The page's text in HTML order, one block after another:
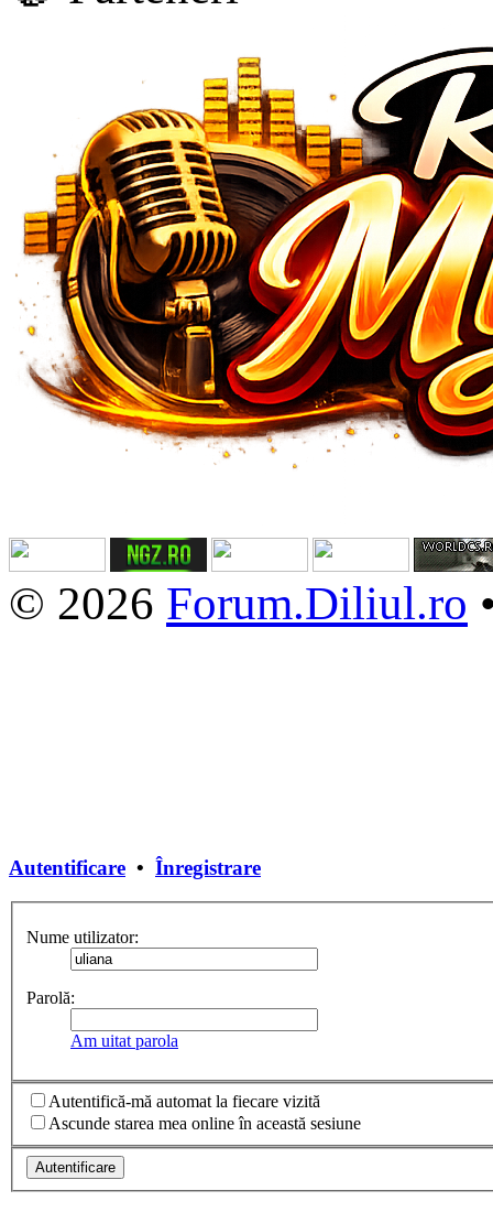
© 2026 Forum.Diliul.ro
Autentificare • Înregistrare
Nume utilizator:
Parolă:
Am uitat parola
Autentifică-mă automat la fiecare vizită
Ascunde starea mea online în această sesiune